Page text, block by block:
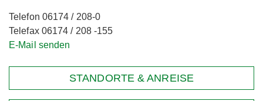
Telefon 06174 / 208-0
Telefax 06174 / 208 -155
E-Mail senden
STANDORTE & ANREISE